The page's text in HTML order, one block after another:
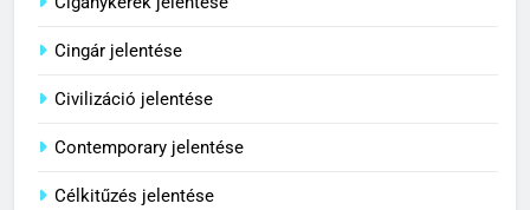
8
Centenárium jelentése
Cingár jelentése
Civilizáció jelentése
Contemporary jelentése
Célkitűzés jelentése